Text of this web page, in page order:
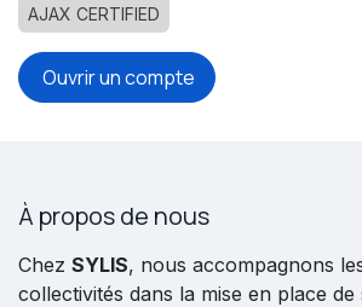
AJAX CERTIFIED
Ouvrir un compte
À propos de nous
Chez SYLIS, nous accompagnons
collectivités dans la mise en place de